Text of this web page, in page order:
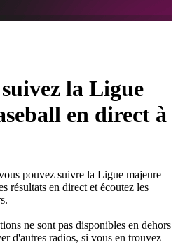
la Ligue
en direct à
pouvez suivre la Ligue majeure
résultats en direct et écoutez les
ne sont pas disponibles en dehors
d'autres radios, si vous en trouvez